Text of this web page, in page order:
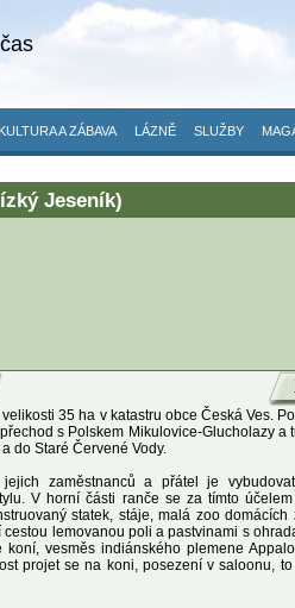
KULTURA A ZÁBAVA LÁZNĚ SLUŽBY
Jeseník)
35 ha v katastru obce Česká Ves.
s Polskem Mikulovice-Glucholazy a
do Staré Červené Vody.
zaměstnanců a přátel je
V horní části ranče se za tímto
statek, stáje, malá zoo
lemovanou poli a pastvinami s
vesměs indiánského plemene
projet se na koni, posezení v saloonu,